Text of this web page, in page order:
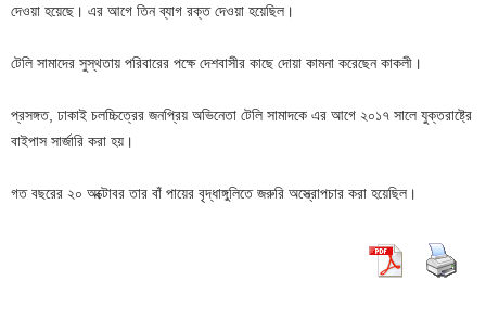
দেওয়া হয়েছে। এর আগে তিন ব্যাগ রক্ত দেওয়া হয়েছিল।
টেলি সামাদের সুস্থতায় পরিবারের পক্ষে দেশবাসীর কাছে দোয়া কামনা করেছেন কাকলী।
প্রসঙ্গত, ঢাকাই চলচ্চিত্রের জনপ্রিয় অভিনেতা টেলি সামাদকে এর আগে ২০১৭ সালে যুক্তরাষ্ট্রে
বাইপাস সার্জারি করা হয়।
গত বছরের ২০ অক্টোবর তার বাঁ পায়ের বৃদ্ধাঙ্গুলিতে জরুরি অস্ত্রোপচার করা হয়েছিল।